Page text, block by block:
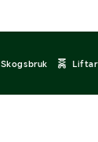
Skogsbruk Liftar